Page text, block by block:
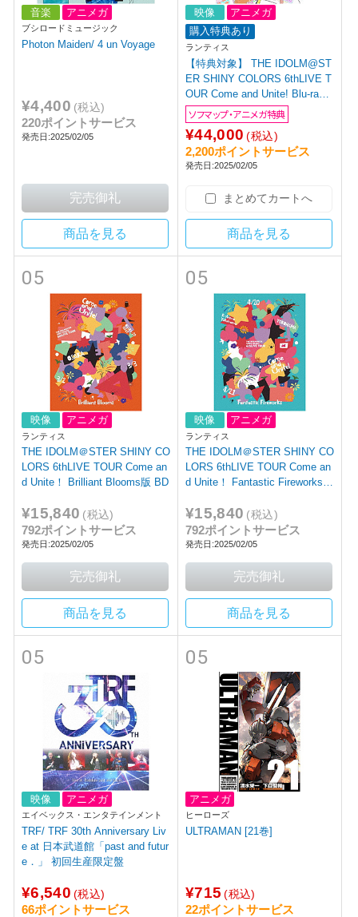
音楽 アニメガ
ブシロードミュージック
Photon Maiden/ 4 un Voyage
¥4,400 (税込)
220ポイントサービス
発売日:2025/02/05
商品を見る
映像
アニメガ
購入特典あり
ランティス
【特典対象】 THE IDOLM@ST
ER SHINY COLORS 6thLIVE T
OUR Come and Unite! Blu-ray
【初回生産限定版】 【sof001】
◆ソフマップ・アニメガ特典
「2層B6アクリルスタンド(イル
ミネーションスターズ、アンテ
ィーカ)」
ソフマップ・アニメガ特典
¥44,000 (税込)
2,200ポイントサービス
発売日:2025/02/05
まとめてカートへ
商品を見る
05
映像 アニメガ
ランティス
THE IDOLM＠STER SHINY CO
LORS 6thLIVE TOUR Come an
d Unite！ Brilliant Blooms版 BD
¥15,840 (税込)
792ポイントサービス
発売日:2025/02/05
商品を見る
05
映像 アニメガ
ランティス
THE IDOLM＠STER SHINY CO
LORS 6thLIVE TOUR Come an
d Unite！ Fantastic Fireworks版
¥15,840 (税込)
792ポイントサービス
発売日:2025/02/05
商品を見る
05
映像 アニメガ
エイベックス・エンタテインメント
TRF/ TRF 30th Anniversary Liv
e at 日本武道館「past and futur
e．」 初回生産限定盤
¥6,540 (税込)
66ポイントサービス
05
アニメガ
ヒーローズ
ULTRAMAN [21巻]
¥715 (税込)
22ポイントサービス